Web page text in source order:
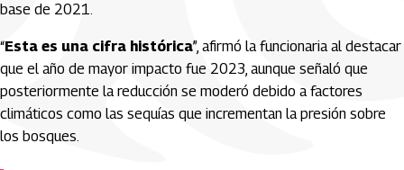
base de 2021.
“Esta es una cifra histórica”, afirmó la funcionaria al destacar
que el año de mayor impacto fue 2023, aunque señaló que
posteriormente la reducción se moderó debido a factores
climáticos como las sequías que incrementan la presión sobre
los bosques.